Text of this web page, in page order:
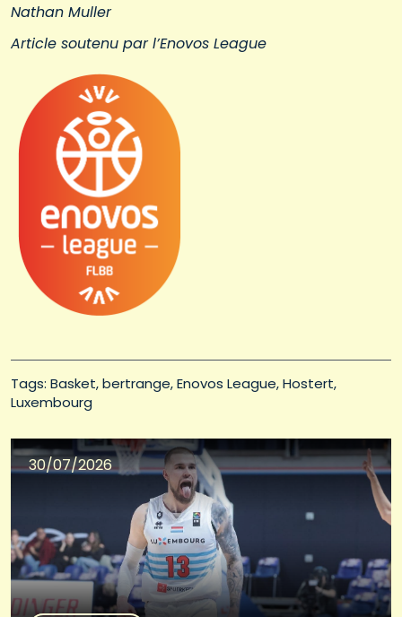
Nathan Muller
Article soutenu par l’Enovos League
Tags: Basket bertrange Enovos League Hostert
Luxembourg
30/07/2026